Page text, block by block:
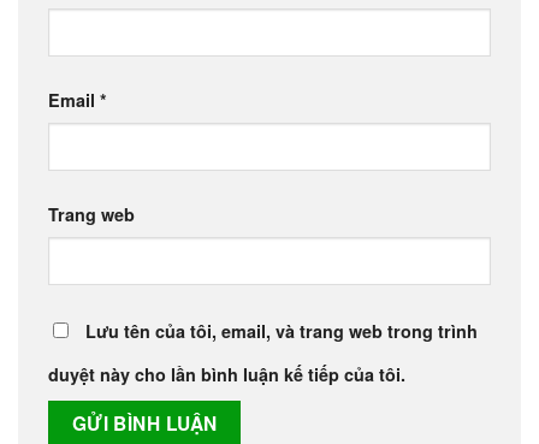
Email *
Trang web
Lưu tên của tôi, email, và trang web trong trình
duyệt này cho lần bình luận kế tiếp của tôi.